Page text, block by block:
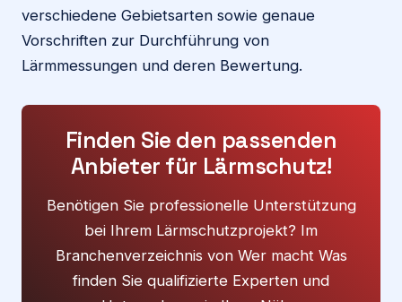
verschiedene Gebietsarten sowie genaue
Vorschriften zur Durchführung von
Lärmmessungen und deren Bewertung.
Finden Sie den passenden
Anbieter für Lärmschutz!
Benötigen Sie professionelle Unterstützung
bei Ihrem Lärmschutzprojekt? Im
Branchenverzeichnis von Wer macht Was
finden Sie qualifizierte Experten und